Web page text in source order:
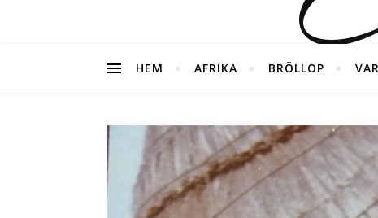
HEM AFRIKA BRÖLLOP